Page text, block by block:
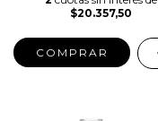
$20.357,50
COMPRAR